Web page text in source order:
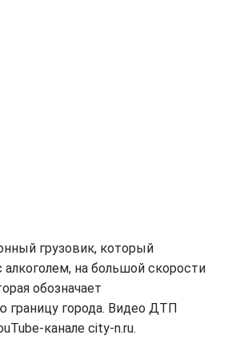
грузовик, который
алкоголем, на большой скорости
обозначает
границу города. Видео ДТП
канале city-n.ru.